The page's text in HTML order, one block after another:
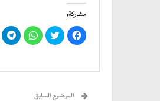
مشاركة:
انقر
للمشاركة
على
اضغط
للمشاركة
على
انقر
للمشاركة
على
انقر
الموضوع السابق